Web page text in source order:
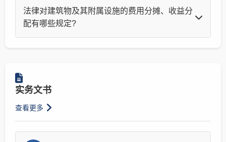
事赔偿责任? 答：您好，《中华人民共和国
民法典》第
一千二百一十五条 盗窃、抢劫或者抢夺的机动车发生
交通事故造成损害的，由盗窃人、抢劫人或者抢夺人承
一方责任的，由盗窃人、抢劫人或者抢夺人与机动车使
用人承担连带责任。保险人在机动车强制保险责任限额
范围内垫付抢救费用的，有权向交通事故责任人追偿。
法律对建筑物及其附属设施的费用分摊、收益分
配有哪些规定?
用分摊、收益分配等事项，有约定的，按照约定;没有
约定或者约定不明确的，按照业主专有部分面积所占比
例确定。”
实务文书
查看更多